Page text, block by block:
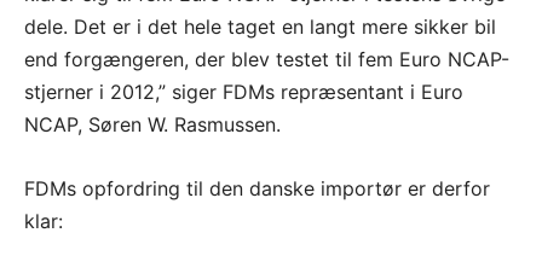
dele. Det er i det hele taget en langt mere sikker bil
end forgængeren, der blev testet til fem Euro NCAP-
stjerner i 2012,” siger FDMs repræsentant i Euro
NCAP, Søren W. Rasmussen.
FDMs opfordring til den danske importør er derfor
klar: